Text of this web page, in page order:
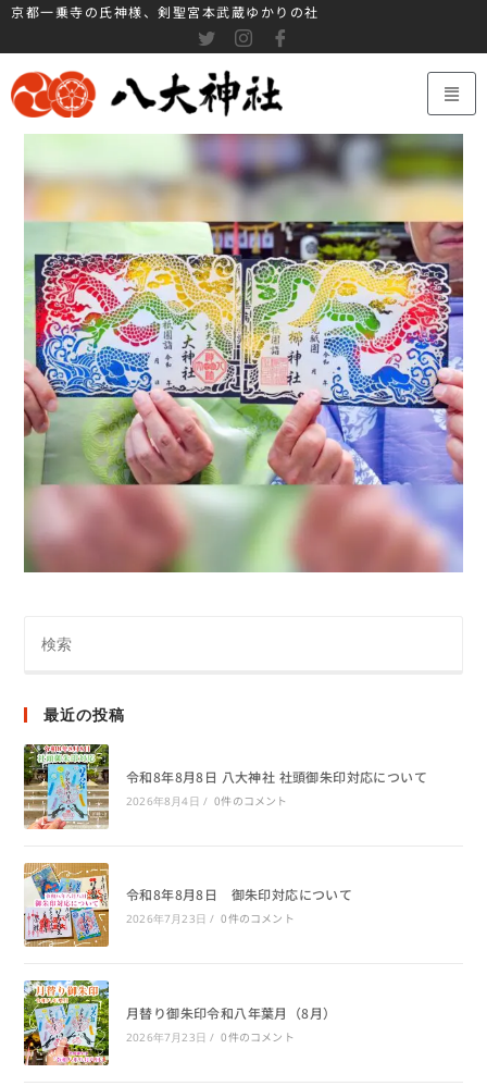
京都一乗寺の氏神様、剣聖宮本武蔵ゆかりの社
最近の投稿
令和8年8月8日 八大神社 社頭御朱印対応について
2026年8月4日 / 0件のコメント
令和8年8月8日 御朱印対応について
2026年7月23日 / 0件のコメント
月替り御朱印令和八年葉月（8月）
2026年7月23日 / 0件のコメント